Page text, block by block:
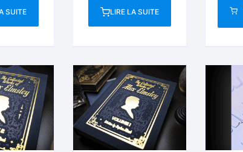
SUITE
Michael Misko
LIRE LA SUITE